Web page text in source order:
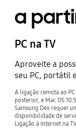
a
PC na TV
Aproveite a
seu PC, portátil
A ligação remota ao
posterior, e Mac OS
Samsung Dex requer
disponibilidade de
Ligação à Internet na